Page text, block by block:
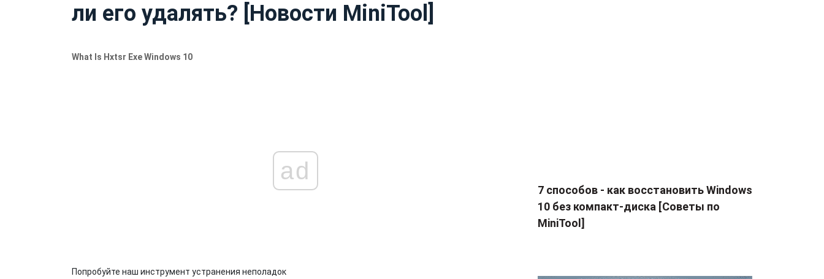
ли его удалять? [Новости MiniTool]
What Is Hxtsr Exe Windows 10
ad
Попробуйте наш инструмент устранения неполадок
7 способов - как восстановить Windows
10 без компакт-диска [Советы по
MiniTool]